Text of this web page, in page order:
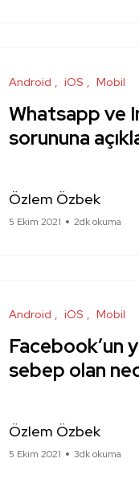
Android iOS Mobil
Whatsapp ve
sorununa
Özlem Özbek
5 Ekim 2021 2dk okuma
Android iOS Mobil
Facebook’un
sebep olan
Özlem Özbek
5 Ekim 2021 3dk okuma